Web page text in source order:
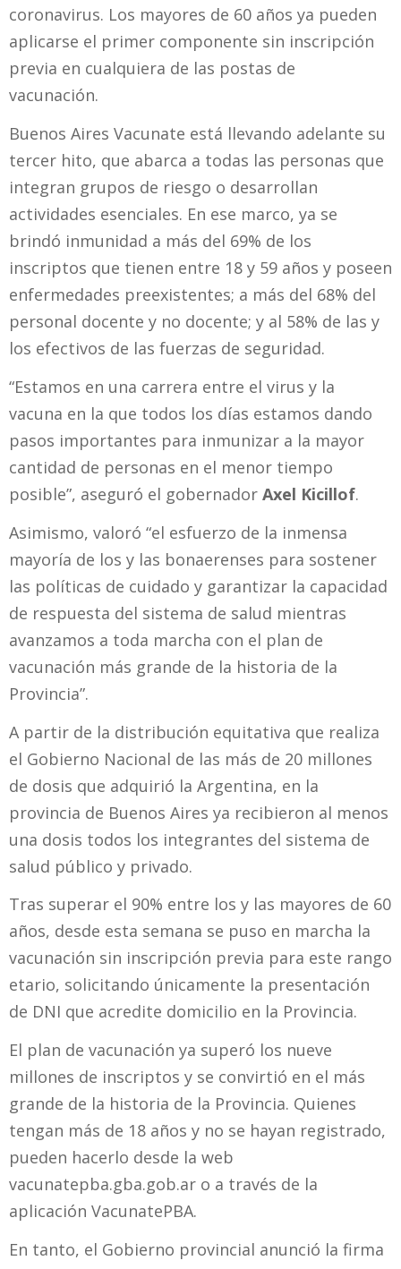
coronavirus. Los mayores de 60 años ya pueden
aplicarse el primer componente sin inscripción
previa en cualquiera de las postas de
vacunación.
Buenos Aires Vacunate está llevando adelante su
tercer hito, que abarca a todas las personas que
integran grupos de riesgo o desarrollan
actividades esenciales. En ese marco, ya se
brindó inmunidad a más del 69% de los
inscriptos que tienen entre 18 y 59 años y poseen
enfermedades preexistentes; a más del 68% del
personal docente y no docente; y al 58% de las y
los efectivos de las fuerzas de seguridad.
“Estamos en una carrera entre el virus y la
vacuna en la que todos los días estamos dando
pasos importantes para inmunizar a la mayor
cantidad de personas en el menor tiempo
posible”, aseguró el gobernador Axel Kicillof.
Asimismo, valoró “el esfuerzo de la inmensa
mayoría de los y las bonaerenses para sostener
las políticas de cuidado y garantizar la capacidad
de respuesta del sistema de salud mientras
avanzamos a toda marcha con el plan de
vacunación más grande de la historia de la
Provincia”.
A partir de la distribución equitativa que realiza
el Gobierno Nacional de las más de 20 millones
de dosis que adquirió la Argentina, en la
provincia de Buenos Aires ya recibieron al menos
una dosis todos los integrantes del sistema de
salud público y privado.
Tras superar el 90% entre los y las mayores de 60
años, desde esta semana se puso en marcha la
vacunación sin inscripción previa para este rango
etario, solicitando únicamente la presentación
de DNI que acredite domicilio en la Provincia.
El plan de vacunación ya superó los nueve
millones de inscriptos y se convirtió en el más
grande de la historia de la Provincia. Quienes
tengan más de 18 años y no se hayan registrado,
pueden hacerlo desde la web
vacunatepba.gba.gob.ar o a través de la
aplicación VacunatePBA.
En tanto, el Gobierno provincial anunció la firma